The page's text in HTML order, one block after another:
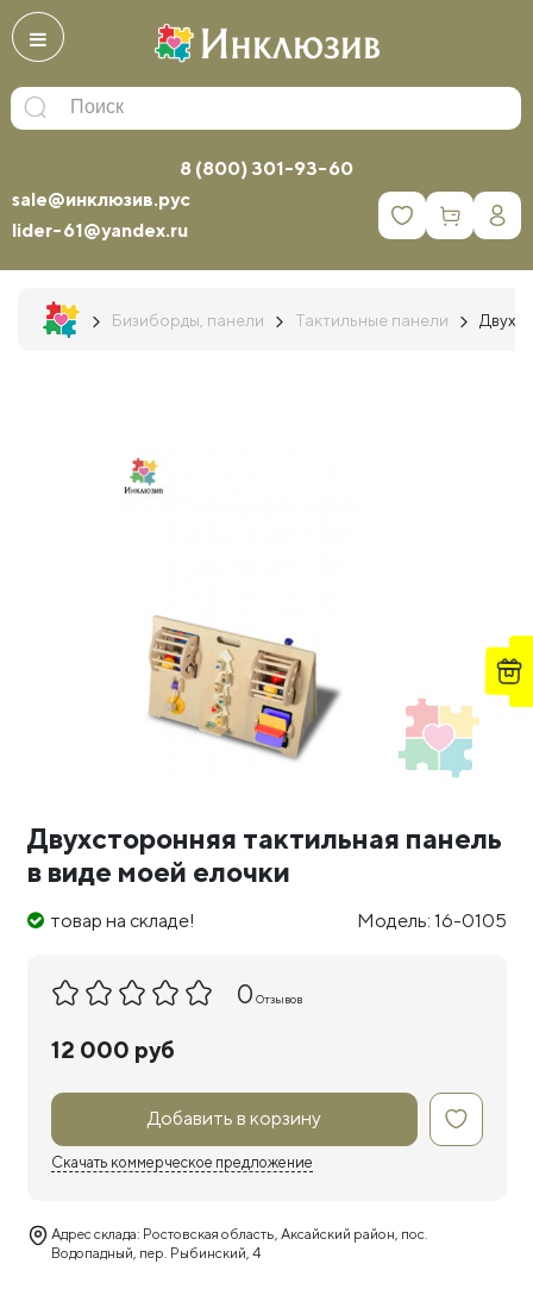
8 (800) 301-93-60
sale@инклюзив.рус
lider-61@yandex.ru
0
Бизиборды, панели Тактильные панели
Двухсторонняя тактильная панель
в виде моей елочки
товар на складе! Модель: 16-0105
0 Отзывов
12 000 руб
Добавить в корзину
Скачать коммерческое предложение
Адрес склада: Ростовская область, Аксайский район, пос.
Водопадный, пер. Рыбинский, 4